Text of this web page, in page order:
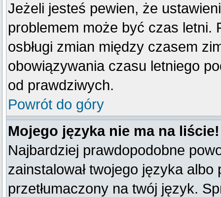
Jeżeli jesteś pewien, że
problemem może być czas letni.
osbługi zmian między czasem
obowiązywania czasu letniego
od prawdziwych.
Powrót do góry
Mojego języka nie ma na liście!
Najbardziej prawdopodobne
zainstalował twojego języka
przetłumaczony na twój język.